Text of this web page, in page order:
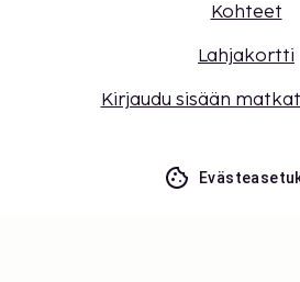
Kohteet
Lahjakortti
Kirjaudu sisään